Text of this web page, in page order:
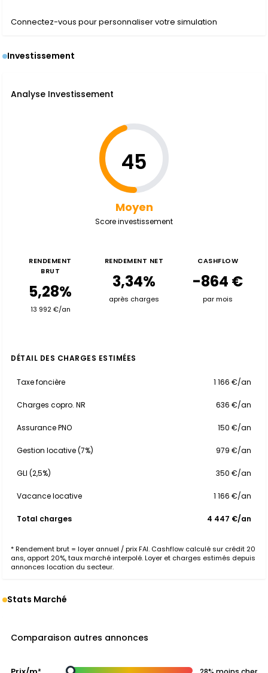
Connectez-vous pour personnaliser votre simulation
Investissement
Analyse Investissement
45
Moyen
Score investissement
RENDEMENT
BRUT
5,28%
13 992 €/an
RENDEMENT NET
3,34%
après charges
CASHFLOW
-864 €
par mois
DÉTAIL DES CHARGES ESTIMÉES
Taxe foncière 1 166 €/an
Charges copro. NR 636 €/an
Assurance PNO 150 €/an
Gestion locative (7%) 979 €/an
GLI (2,5%) 350 €/an
Vacance locative 1 166 €/an
Total charges 4 447 €/an
* Rendement brut = loyer annuel / prix FAI. Cashflow calculé sur crédit 20
ans, apport 20%, taux marché interpolé. Loyer et charges estimés depuis
annonces location du secteur.
Stats Marché
Comparaison autres annonces